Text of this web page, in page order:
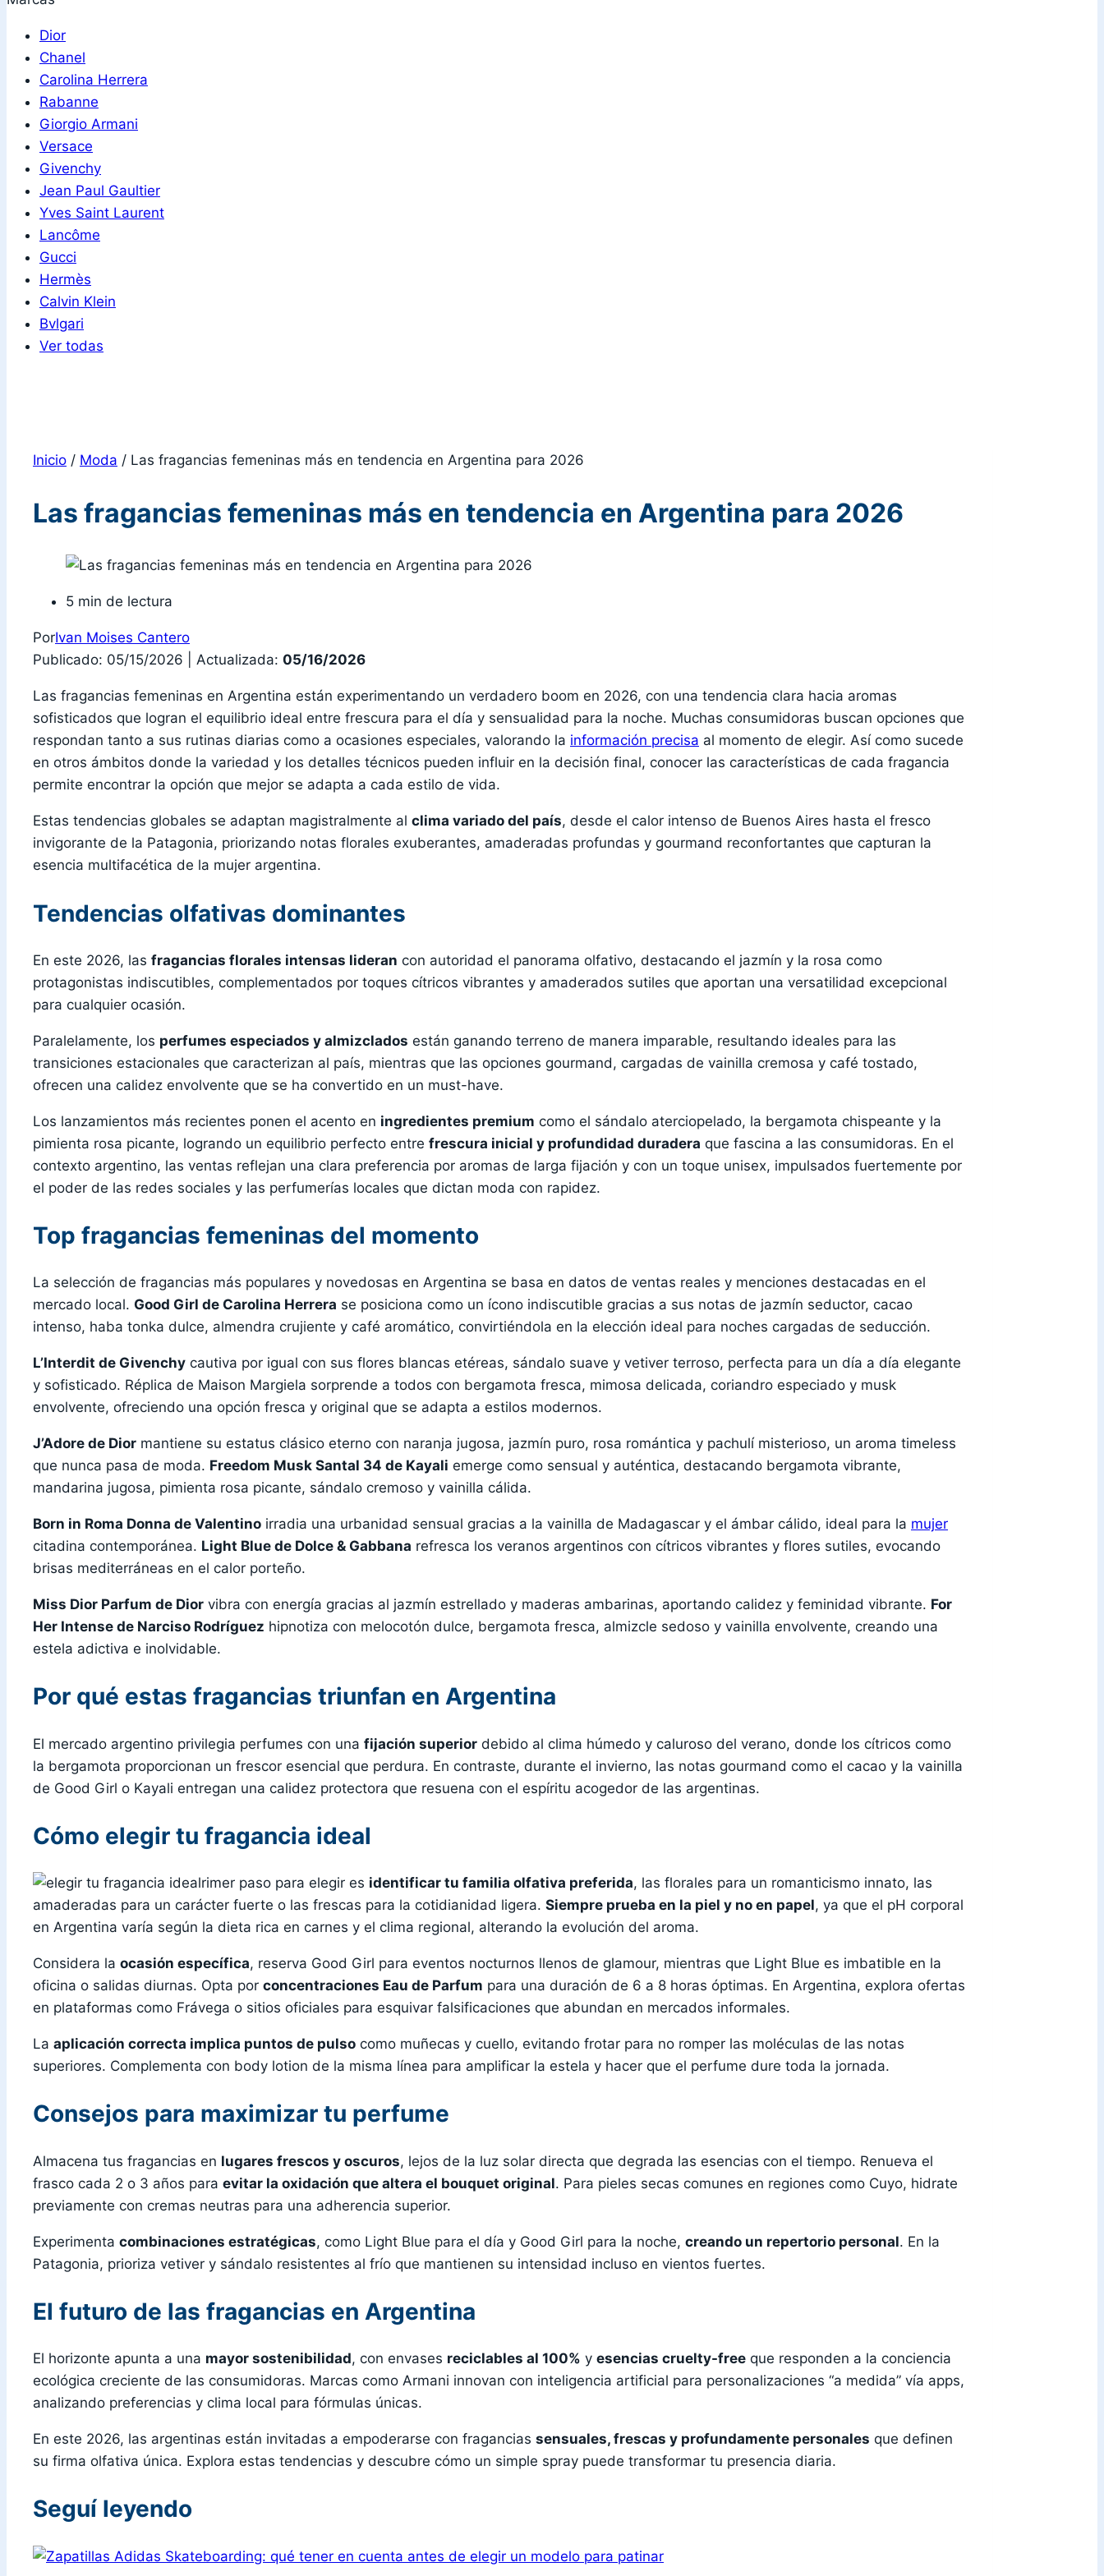
Dior
Chanel
Carolina Herrera
Rabanne
Giorgio Armani
Versace
Givenchy
Jean Paul Gaultier
Yves Saint Laurent
Lancôme
Gucci
Hermès
Calvin Klein
Bvlgari
Ver todas
Inicio / Moda / Las fragancias femeninas más en tendencia en Argentina para 2026
Las fragancias femeninas más en tendencia en Argentina para 2026
5 min de lectura
PorIvan Moises Cantero
Publicado: 05/15/2026
Actualizada: 05/16/2026
Las fragancias femeninas en Argentina están experimentando un verdadero boom en 2026, con una tendencia clara hacia aromas
sofisticados que logran el equilibrio ideal entre frescura para el día y sensualidad para la noche. Muchas consumidoras buscan opciones que
respondan tanto a sus rutinas diarias como a ocasiones especiales, valorando la información precisa al momento de elegir. Así como sucede
en otros ámbitos donde la variedad y los detalles técnicos pueden influir en la decisión final, conocer las características de cada fragancia
permite encontrar la opción que mejor se adapta a cada estilo de vida.
Estas tendencias globales se adaptan magistralmente al clima variado del país, desde el calor intenso de Buenos Aires hasta el fresco
invigorante de la Patagonia, priorizando notas florales exuberantes, amaderadas profundas y gourmand reconfortantes que capturan la
esencia multifacética de la mujer argentina.
Tendencias olfativas dominantes
En este 2026, las fragancias florales intensas lideran con autoridad el panorama olfativo, destacando el jazmín y la rosa como
protagonistas indiscutibles, complementados por toques cítricos vibrantes y amaderados sutiles que aportan una versatilidad excepcional
para cualquier ocasión.
Paralelamente, los perfumes especiados y almizclados están ganando terreno de manera imparable, resultando ideales para las
transiciones estacionales que caracterizan al país, mientras que las opciones gourmand, cargadas de vainilla cremosa y café tostado,
ofrecen una calidez envolvente que se ha convertido en un must-have.
Los lanzamientos más recientes ponen el acento en ingredientes premium como el sándalo aterciopelado, la bergamota chispeante y la
pimienta rosa picante, logrando un equilibrio perfecto entre frescura inicial y profundidad duradera que fascina a las consumidoras. En el
contexto argentino, las ventas reflejan una clara preferencia por aromas de larga fijación y con un toque unisex, impulsados fuertemente por
el poder de las redes sociales y las perfumerías locales que dictan moda con rapidez.
Top fragancias femeninas del momento
La selección de fragancias más populares y novedosas en Argentina se basa en datos de ventas reales y menciones destacadas en el
mercado local. Good Girl de Carolina Herrera se posiciona como un ícono indiscutible gracias a sus notas de jazmín seductor, cacao
intenso, haba tonka dulce, almendra crujiente y café aromático, convirtiéndola en la elección ideal para noches cargadas de seducción.
L’Interdit de Givenchy cautiva por igual con sus flores blancas etéreas, sándalo suave y vetiver terroso, perfecta para un día a día elegante
y sofisticado. Réplica de Maison Margiela sorprende a todos con bergamota fresca, mimosa delicada, coriandro especiado y musk
envolvente, ofreciendo una opción fresca y original que se adapta a estilos modernos.
J’Adore de Dior mantiene su estatus clásico eterno con naranja jugosa, jazmín puro, rosa romántica y pachulí misterioso, un aroma timeless
que nunca pasa de moda. Freedom Musk Santal 34 de Kayali emerge como sensual y auténtica, destacando bergamota vibrante,
mandarina jugosa, pimienta rosa picante, sándalo cremoso y vainilla cálida.
Born in Roma Donna de Valentino irradia una urbanidad sensual gracias a la vainilla de Madagascar y el ámbar cálido, ideal para la mujer
citadina contemporánea. Light Blue de Dolce & Gabbana refresca los veranos argentinos con cítricos vibrantes y flores sutiles, evocando
brisas mediterráneas en el calor porteño.
Miss Dior Parfum de Dior vibra con energía gracias al jazmín estrellado y maderas ambarinas, aportando calidez y feminidad vibrante. For
Her Intense de Narciso Rodríguez hipnotiza con melocotón dulce, bergamota fresca, almizcle sedoso y vainilla envolvente, creando una
estela adictiva e inolvidable.
Por qué estas fragancias triunfan en Argentina
El mercado argentino privilegia perfumes con una fijación superior debido al clima húmedo y caluroso del verano, donde los cítricos como
la bergamota proporcionan un frescor esencial que perdura. En contraste, durante el invierno, las notas gourmand como el cacao y la vainilla
de Good Girl o Kayali entregan una calidez protectora que resuena con el espíritu acogedor de las argentinas.
Cómo elegir tu fragancia ideal
rimer paso para elegir es identificar tu familia olfativa preferida, las florales para un romanticismo innato, las
amaderadas para un carácter fuerte o las frescas para la cotidianidad ligera. Siempre prueba en la piel y no en papel, ya que el pH corporal
en Argentina varía según la dieta rica en carnes y el clima regional, alterando la evolución del aroma.
Considera la ocasión específica, reserva Good Girl para eventos nocturnos llenos de glamour, mientras que Light Blue es imbatible en la
oficina o salidas diurnas. Opta por concentraciones Eau de Parfum para una duración de 6 a 8 horas óptimas. En Argentina, explora ofertas
en plataformas como Frávega o sitios oficiales para esquivar falsificaciones que abundan en mercados informales.
La aplicación correcta implica puntos de pulso como muñecas y cuello, evitando frotar para no romper las moléculas de las notas
superiores. Complementa con body lotion de la misma línea para amplificar la estela y hacer que el perfume dure toda la jornada.
Consejos para maximizar tu perfume
Almacena tus fragancias en lugares frescos y oscuros, lejos de la luz solar directa que degrada las esencias con el tiempo. Renueva el
frasco cada 2 o 3 años para evitar la oxidación que altera el bouquet original. Para pieles secas comunes en regiones como Cuyo, hidrate
previamente con cremas neutras para una adherencia superior.
Experimenta combinaciones estratégicas, como Light Blue para el día y Good Girl para la noche, creando un repertorio personal. En la
Patagonia, prioriza vetiver y sándalo resistentes al frío que mantienen su intensidad incluso en vientos fuertes.
El futuro de las fragancias en Argentina
El horizonte apunta a una mayor sostenibilidad, con envases reciclables al 100% y esencias cruelty-free que responden a la conciencia
ecológica creciente de las consumidoras. Marcas como Armani innovan con inteligencia artificial para personalizaciones “a medida” vía apps,
analizando preferencias y clima local para fórmulas únicas.
En este 2026, las argentinas están invitadas a empoderarse con fragancias sensuales, frescas y profundamente personales que definen
su firma olfativa única. Explora estas tendencias y descubre cómo un simple spray puede transformar tu presencia diaria.
Seguí leyendo